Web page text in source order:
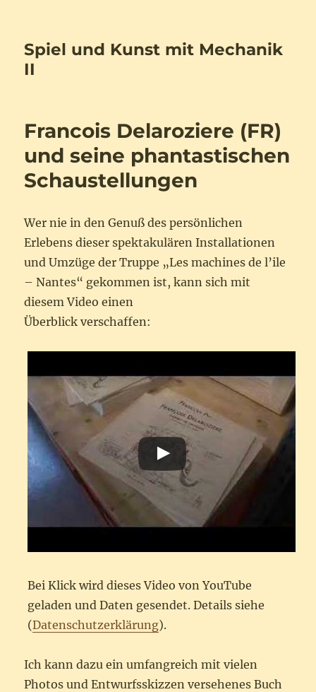
Spiel und Kunst mit Mechanik
II
Francois Delaroziere (FR)
und seine phantastischen
Schaustellungen
Wer nie in den Genuß des persönlichen
Erlebens dieser spektakulären Installationen
und Umzüge der Truppe „Les machines de l’ile
– Nantes“ gekommen ist, kann sich mit
diesem Video einen
Überblick verschaffen:
Bei Klick wird dieses Video von YouTube
geladen und Daten gesendet. Details siehe
(Datenschutzerklärung).
Ich kann dazu ein umfangreich mit vielen
Photos und Entwurfsskizzen versehenes Buch